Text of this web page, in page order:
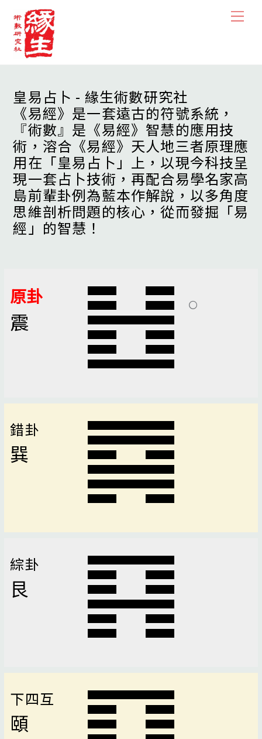
content
皇易占卜 - 緣生術數研究社
《易經》是一套遠古的符號系統，
『術數』是《易經》智慧的應用技
術，溶合《易經》天人地三者原理應
用在「皇易占卜」上，以現今科技呈
現一套占卜技術，再配合易學名家高
島前輩卦例為藍本作解說，以多角度
思維剖析問題的核心，從而發掘「易
經」的智慧！
原卦
震
錯卦
巽
綜卦
艮
下四互
頤